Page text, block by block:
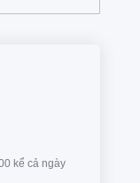
kể cả ngày